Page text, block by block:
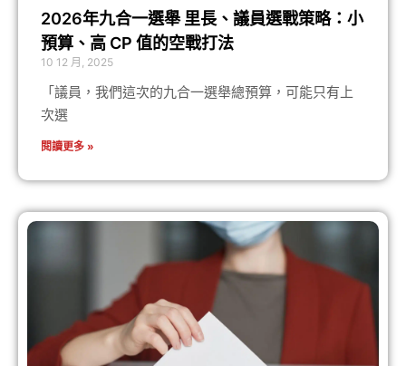
2026年九合一選舉 里長、議員選戰策略：小
預算、高 CP 值的空戰打法
10 12 月, 2025
「議員，我們這次的九合一選舉總預算，可能只有上
次選
閱讀更多 »